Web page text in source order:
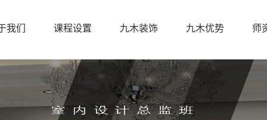
我们 课程设置 九木装饰 九木优势 师